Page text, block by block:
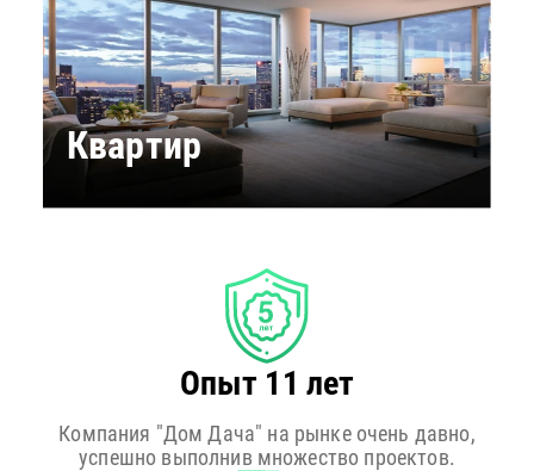
Квартир
Опыт 11 лет
Компания "Дом Дача" на рынке очень давно,
успешно выполнив множество проектов.